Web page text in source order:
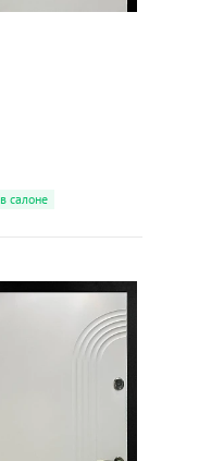
в салоне